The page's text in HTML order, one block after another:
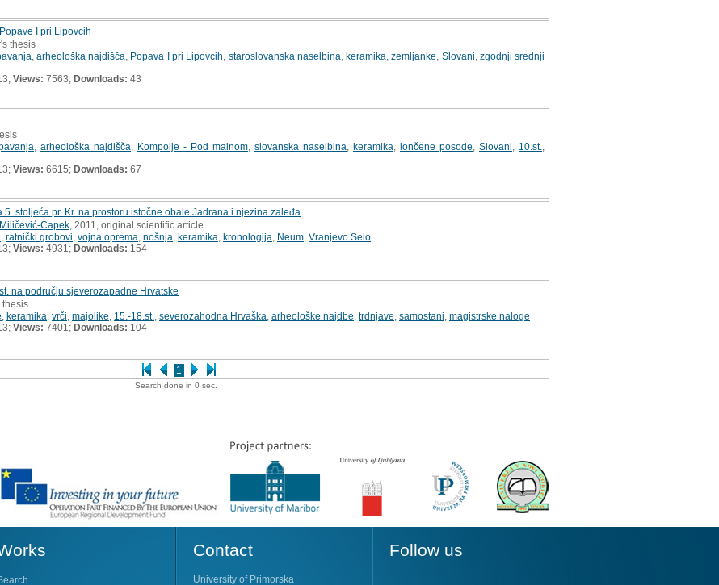
1
I pri Lipovcih
thesis
arheološka najdišča Popava I pri Lipovcih staroslovanska naselbina ,keramika ,zemljanke Slovani zgodnji srednji
Views: 7563; Downloads: 43
arheološka najdišča Kompolje - Pod malnom slovanska naselbina keramika lončene posode Slovani 10.st.
Views: 6615; Downloads: 67
stoljeća pr. Kr. na prostoru istočne obale Jadrana i njezina zaleđa
Capek , 2011, original scientific article
ratnički grobovi vojna oprema nošnja keramika kronologija Neum Vranjevo Selo
Views: 4931; Downloads: 154
na području sjeverozapadne Hrvatske
thesis
keramika vrči majolike 15.-18.st. severozahodna Hrvaška arheološke najdbe trdnjave samostani magistrske naloge
Views: 7401; Downloads: 104
Search done in 0 sec.
Contact
University of Primorska
Follow us